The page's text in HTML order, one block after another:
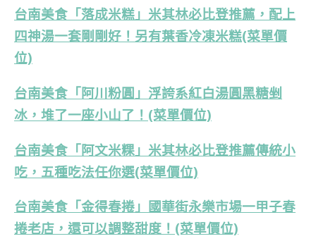
台南美食「落成米糕」米其林必比登推薦，配上
四神湯一套剛剛好！另有葉香冷凍米糕(菜單價
位)
台南美食「阿川粉圓」浮誇系紅白湯圓黑糖剉
冰，堆了一座小山了！(菜單價位)
台南美食「阿文米粿」米其林必比登推薦傳統小
吃，五種吃法任你選(菜單價位)
台南美食「金得春捲」國華街永樂市場一甲子春
捲老店，還可以調整甜度！(菜單價位)